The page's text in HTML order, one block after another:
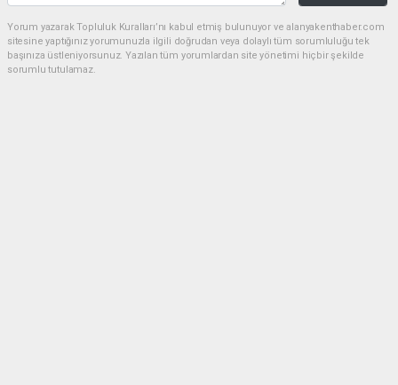
Yorum yazarak Topluluk Kuralları’nı kabul etmiş bulunuyor ve alanyakenthaber.com
sitesine yaptığınız yorumunuzla ilgili doğrudan veya dolaylı tüm sorumluluğu tek
başınıza üstleniyorsunuz. Yazılan tüm yorumlardan site yönetimi hiçbir şekilde
sorumlu tutulamaz.